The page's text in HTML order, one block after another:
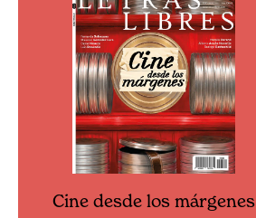
Cine desde los márgenes